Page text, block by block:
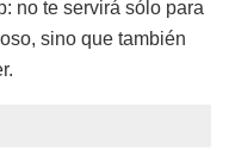
no te servirá sólo para
sino que también